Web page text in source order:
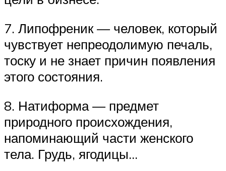
7. Липофреник — человек, который
чувствует непреодолимую печаль,
тоску и не знает причин появления
этого состояния.
8. Натиформа — предмет
природного происхождения,
напоминающий части женского
тела. Грудь, ягодицы…